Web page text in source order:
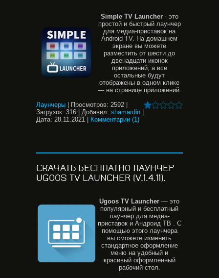
Simple TV Launcher- это
простой и быстрый лаунчер
для медиа-приставок на
Android TV. На домашнем
экране вы можете
разместить от шести до
двенадцати иконок
приложений, а все
остальные будут
отображены в одном клике
— на странице приложений.
Лаунчеры
Просмотров: 2592
Загрузок: 316 Добавил: shamardin
Дата: 28.11.2021 Комментарии (1)
СКАЧАТЬ БЕСПЛАТНО ЛАУНЧЕР
UGOOS TV LAUNCHER (V.1.4.11).
Ugoos TV Launcher — это
популярный и бесплатный
лаунчер для медиа-
приставок и Андроид ТВ . С
помощью этого лаунчера
вы сможете изменить
стандартное оформление
меню на удобный и
красивый оформленный
рабочий стол.